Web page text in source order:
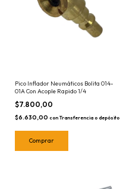
Pico Inflador Neumáticos Bolita 014-
01A Con Acople Rapido 1/4
$7.800,00
$6.630,00 con Transferencia o depósito